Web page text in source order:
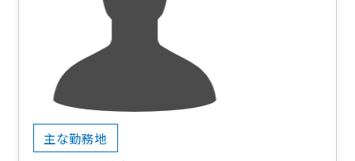
主な勤務地